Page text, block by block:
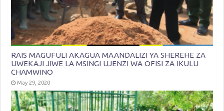
RAIS MAGUFULI AKAGUA MAANDALIZI YA SHEREHE ZA
UWEKAJI JIWE LA MSINGI UJENZI WA OFISI ZA IKULU
CHAMWINO
May 29, 2020